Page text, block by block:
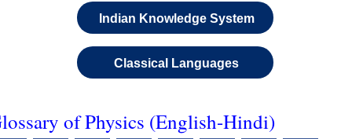
Indian Knowledge System
Classical Languages
of Physics (English-Hindi)